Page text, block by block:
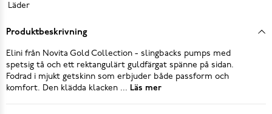
Läder
Produktbeskrivning
Elini från Novita Gold Collection - slingbacks pumps med
spetsig tå och ett rektangulärt guldfärgat spänne på sidan.
Fodrad i mjukt getskinn som erbjuder både passform och
komfort. Den klädda klacken ... Läs mer